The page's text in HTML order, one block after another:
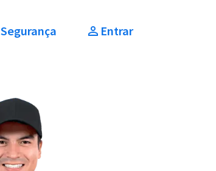
Segurança Entrar